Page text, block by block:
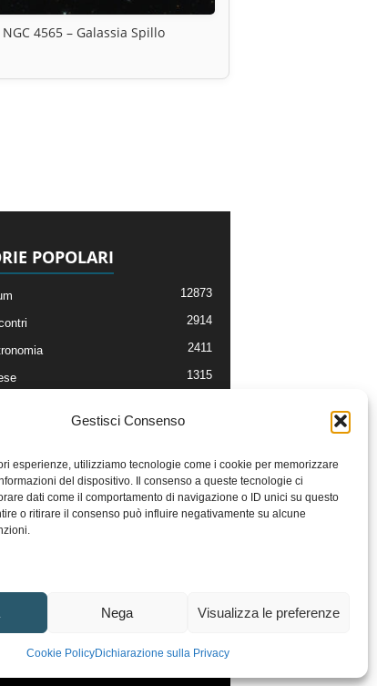
Gestisci Consenso
esperienze, utilizziamo tecnologie come i cookie per memorizzare
del dispositivo. Il consenso a queste tecnologie ci
dati come il comportamento di navigazione o ID unici su questo
o ritirare il consenso può influire negativamente su alcune
Nega Visualizza le preferenze
Cookie PolicyDichiarazione sulla Privacy
NGC 4565 – Galassia Spillo
POPOLARI
12873
2914
2411
1315
On-Line
Aree di Discussione